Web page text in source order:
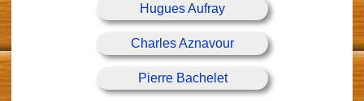
Hugues Aufray
Charles Aznavour
Pierre Bachelet